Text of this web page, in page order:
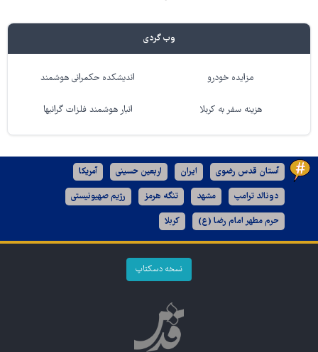
وب گردی
مزایده خودرو اندیشکده حکمرانی هوشمند
هزینه سفر به کربلا انبار هوشمند فلزات گرانبها
آستان قدس رضوی ایران اربعین حسینی آمریکا
دونالد ترامپ مشهد تنگه هرمز رژیم صهیونیستی
حرم مطهر امام رضا (ع) کربلا
نسخه دسکتاپ